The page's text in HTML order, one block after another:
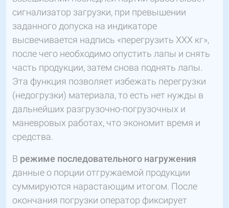
сигнализатор загрузки, при превышении
заданного допуска на индикаторе
высвечивается надпись «перегрузить ХХХ кг»,
после чего необходимо опустить лапы и снять
часть продукции, затем снова поднять лапы.
Эта функция позволяет избежать перегрузки
(недогрузки) материала, то есть нет нужды в
дальнейших разгрузочно-погрузочных и
маневровых работах, что экономит время и
средства.
В режиме последовательного нагружения
данные о порции отгружаемой продукции
суммируются нарастающим итогом. После
окончания погрузки оператор фиксирует